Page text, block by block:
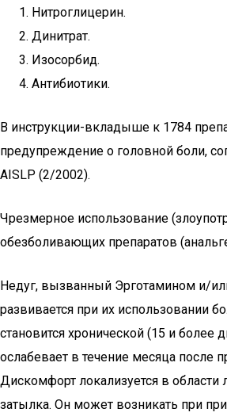
Нитроглицерин.
Динитрат.
Изосорбид.
Антибиотики.
В инструкции-вкладыше к 1784
предупреждение о головной боли,
AISLP (2/2002).
Чрезмерное использование
обезболивающих препаратов
Недуг, вызванный Эрготамином и/
развивается при их использовании
становится хронической (15 и более
ослабевает в течение месяца после
Дискомфорт локализуется в области
затылка. Он может возникать при